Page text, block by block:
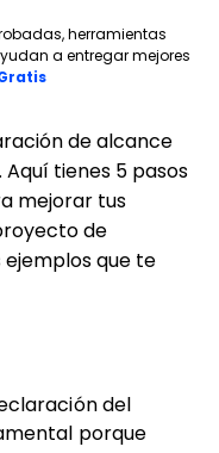
herramientas
a entregar mejores
Opens new window
de alcance
tienes 5 pasos
mejorar tus
de
ejemplos que te
del
porque